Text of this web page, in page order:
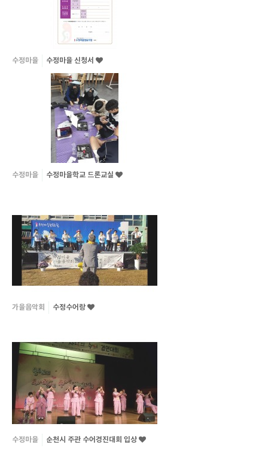
수정마을 수정마을 신청서
수정마을 수정마을학교 드론교실
가을음악회 수정수어랑
수정마을 순천시 주관 수어경진대회 입상